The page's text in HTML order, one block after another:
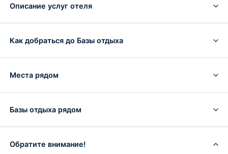
Описание услуг отеля
Как добраться до Базы отдыха
Места рядом
Базы отдыха рядом
Обратите внимание!